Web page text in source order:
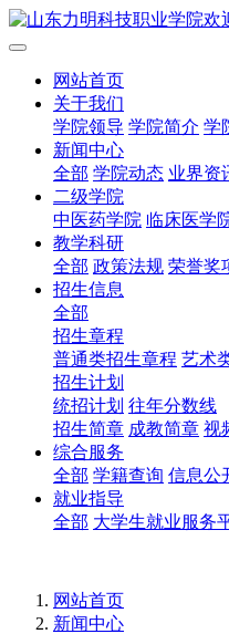
网站首页
关于我们
学院领导 学院简介 学
新闻中心
全部 学院动态 业界资
二级学院
中医药学院 临床医学
教学科研
全部 政策法规 荣誉奖
招生信息
全部
招生章程
普通类招生章程 艺术
招生计划
统招计划 往年分数线
招生简章 成教简章 视
综合服务
全部 学籍查询 信息公
就业指导
全部 大学生就业服务
网站首页
新闻中心